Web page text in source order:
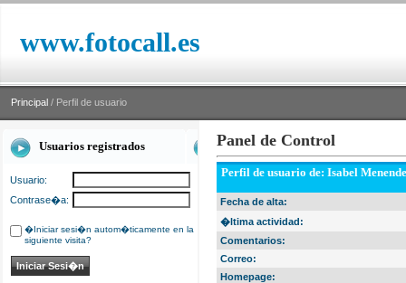
www.fotocall.es
Principal / Perfil de usuario
Usuarios registrados
Usuario:
Contrase�a:
�Iniciar sesi�n autom�ticamente en la
siguiente visita?
Panel de Control
Perfil de usuario de: Isabel
Fecha de alta:
�ltima actividad:
Comentarios:
Correo:
Homepage: